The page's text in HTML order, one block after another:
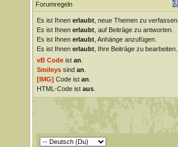
Forumregeln
Es ist Ihnen erlaubt, neue Themen zu verfassen.
Es ist Ihnen erlaubt, auf Beiträge zu antworten.
Es ist Ihnen erlaubt, Anhänge anzufügen.
Es ist Ihnen erlaubt, Ihre Beiträge zu bearbeiten.
vB Codeist an
Smileyssind an
[IMG] Code ist an
HTML-Code ist aus.